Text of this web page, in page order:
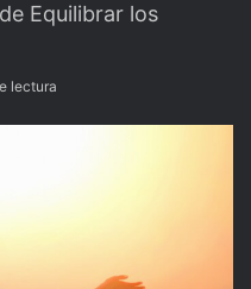
Equilibrar los
lectura